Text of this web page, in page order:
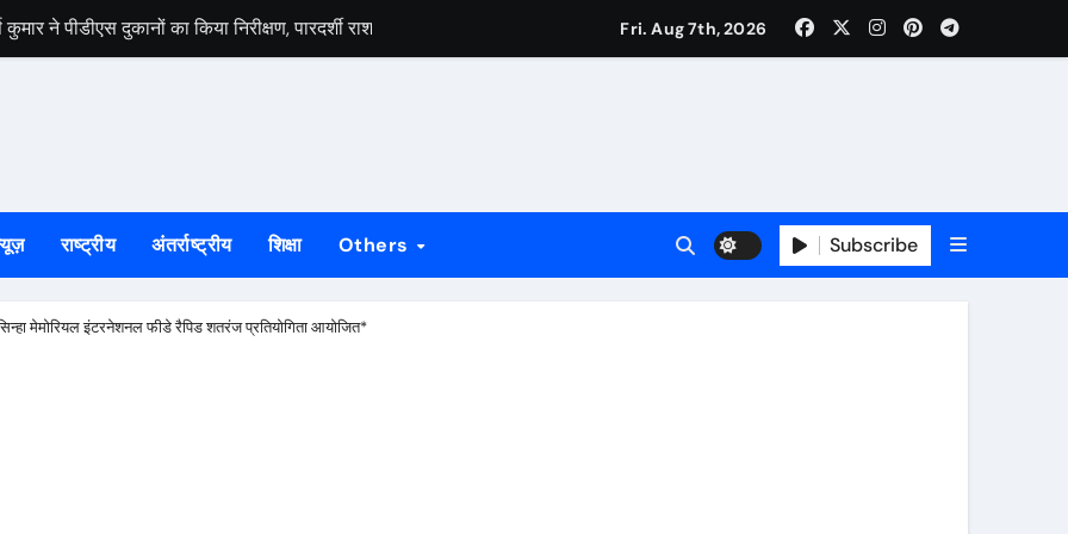
ने पीडीएस दुकानों का किया निरीक्षण, पारदर्शी राशन वितरण के दिए निर्देश
को लेकर भाजपा जमशेदपुर महानगर की तैयारियां हुई तेज, 9 अगस्त को साकची नेताजी सुभाष मैदान से निकलेगी विशाल तिरंगा यात्रा
यूआईएसएल के वरीय महाप्रबंधक से, ज्ञापन सौंपा कंपनी की टीम क्षेत्र का निरीक्षण कर कार्य शुरु करवाएगीःसीनियर जीएम
गागराई ने पंचायत और बूथ संगठन मजबूत करने का किया आह्वान
का मुद्दा, सांसद जोबा माझी ने पूर्ण संचालन की उठाई मांग
Fri. Aug 7th, 2026
राष्ट्रीय अंतर्राष्ट्रीय शिक्षा Others Subscribe
मेमोरियल इंटरनेशनल फीडे रैपिड शतरंज प्रतियोगिता आयोजित*